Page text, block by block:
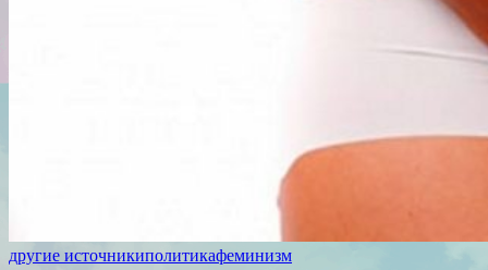
другие источникиполитикафеминизм